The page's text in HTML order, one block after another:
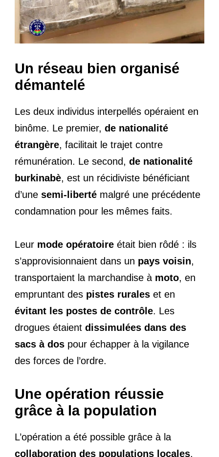
Un réseau bien organisé
démantelé
Les deux individus interpellés opéraient en
binôme. Le premier, de nationalité
étrangère, facilitait le trajet contre
rémunération. Le second, de nationalité
burkinabè, est un récidiviste bénéficiant
d’une semi-liberté malgré une précédente
condamnation pour les mêmes faits.
Leur mode opératoire était bien rôdé : ils
s’approvisionnaient dans un pays voisin,
transportaient la marchandise à moto, en
empruntant des pistes rurales et en
évitant les postes de contrôle. Les
drogues étaient dissimulées dans des
sacs à dos pour échapper à la vigilance
des forces de l’ordre.
Une opération réussie
grâce à la population
L’opération a été possible grâce à la
collaboration des populations locales.